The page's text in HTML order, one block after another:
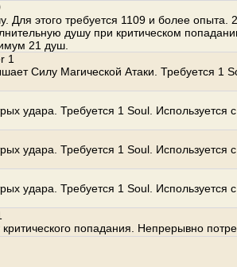
Для этого требуется 1109 и более опыта.
душу при критическом
21 душ.
1
Силу Магической Атаки. Требуется 1
удара. Требуется 1 Soul. Используется
удара. Требуется 1 Soul. Используется
удара. Требуется 1 Soul. Используется
попадания. Непрерывно